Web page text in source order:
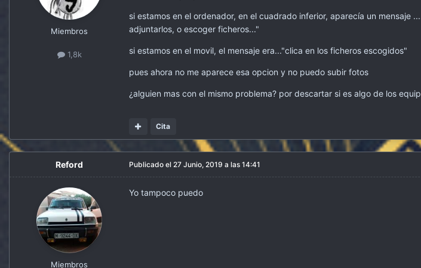
Miembros
1,8k
si estamos en el ordenador, en el cuadrado inferior, aparecía un mensaje
adjuntarlos, o escoger ficheros..."
si estamos en el movil, el mensaje era..."clica en los ficheros escogidos"
pues ahora no me aparece esa opcion y no puedo subir fotos
¿alguien mas con el mismo problema? por descartar si es algo de los
Cita
Reford
Miembros
Publicado el 27 Junio, 2019 a las 14:41
Yo tampoco puedo